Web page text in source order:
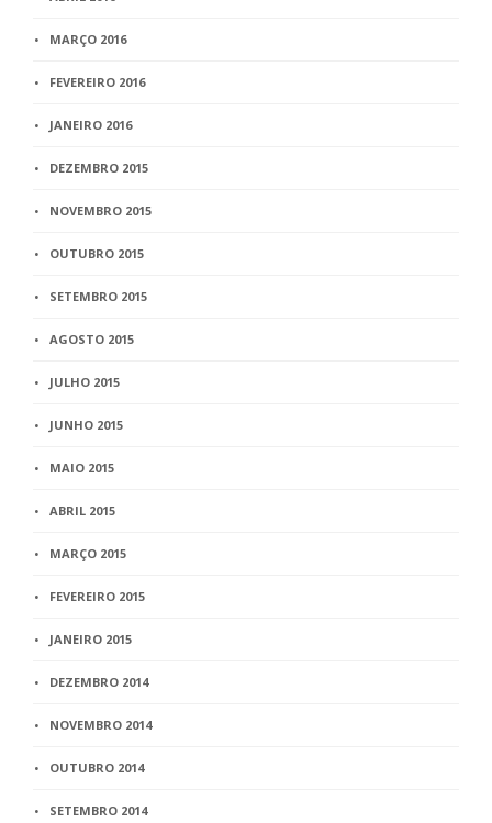
MARÇO 2016
FEVEREIRO 2016
JANEIRO 2016
DEZEMBRO 2015
NOVEMBRO 2015
OUTUBRO 2015
SETEMBRO 2015
AGOSTO 2015
JULHO 2015
JUNHO 2015
MAIO 2015
ABRIL 2015
MARÇO 2015
FEVEREIRO 2015
JANEIRO 2015
DEZEMBRO 2014
NOVEMBRO 2014
OUTUBRO 2014
SETEMBRO 2014